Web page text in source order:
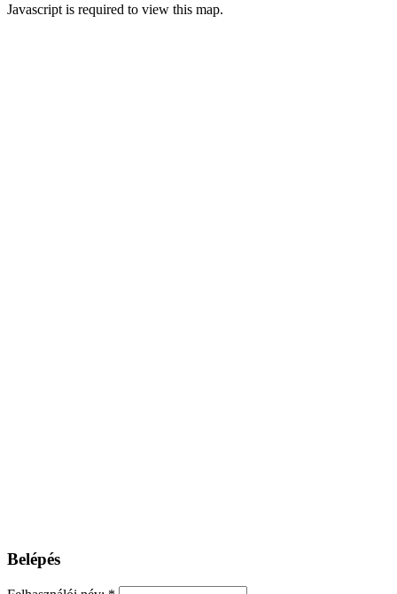
Javascript is required to view this map.
Belépés